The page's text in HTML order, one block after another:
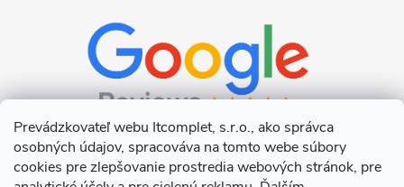
Prevádzkovateľ webu Itcomplet, s.r.o., ako správca
osobných údajov, spracováva na tomto webe súbory
cookies pre zlepšovanie prostredia webových stránok, pre